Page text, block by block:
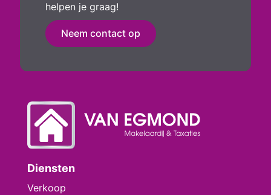
helpen je graag!
Neem contact op
Diensten
Verkoop